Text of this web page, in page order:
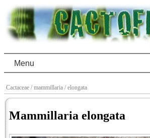
Menu
Cactaceae / mammillaria / elongata
Mammillaria elongata